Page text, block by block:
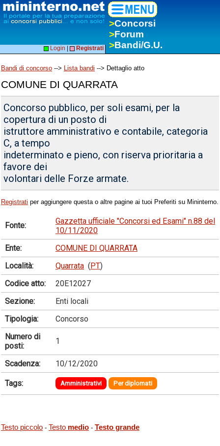
>Concorsi
>Forum
>Bandi/G.U.
Login Registrati
Bandi di concorso --> Lista bandi --> Dettaglio atto
COMUNE DI QUARRATA
Concorso pubblico, per soli esami, per la
copertura di un posto di
istruttore amministrativo e contabile, categoria
C, a tempo
indeterminato e pieno, con riserva prioritaria a
favore dei
volontari delle Forze armate.
Registrati per aggiungere questa o altre pagine ai tuoi Preferiti su Mininterno.
Fonte:
Gazzetta ufficiale "Concorsi ed Esami" n.88 del
10/11/2020
Ente:
COMUNE DI QUARRATA
Località:
Quarrata (PT)
Codice atto:
20E12027
Sezione:
Enti locali
Tipologia:
Concorso
Numero di
posti:
1
Scadenza: 10/12/2020
Tags: Amministrativi Per diplomati
Testo piccolo - Testo medio - Testo grande